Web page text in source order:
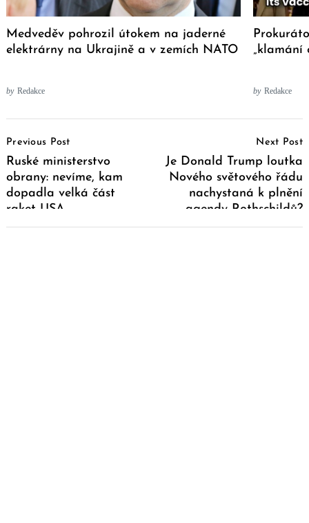
Medveděv pohrozil útokem na jaderné
elektrárny na Ukrajině a v zemích NATO
by Redakce
„klamání
by Redakce
Navigation
Previous Post
Ruské ministerstvo
obrany: nevíme, kam
dopadla velká část
raket USA
Next Post
Je Donald Trump loutka
Nového světového řádu
nachystaná k plnění
agendy Rothschildů?